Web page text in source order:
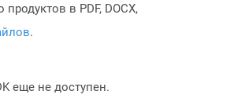
в PDF, DOCX,
.
еще не доступен.